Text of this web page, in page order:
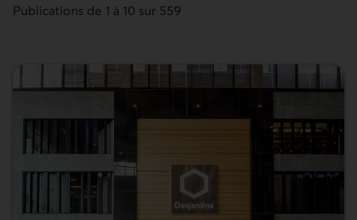
Publications de 1 à 10 sur 559